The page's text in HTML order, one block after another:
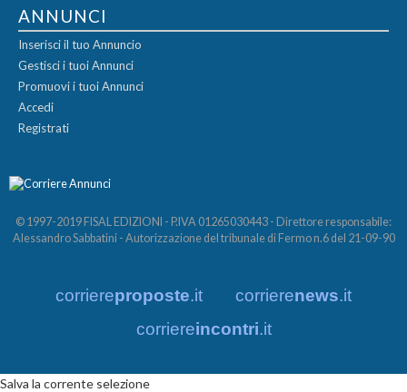
ANNUNCI
Inserisci il tuo Annuncio
Gestisci i tuoi Annunci
Promuovi i tuoi Annunci
Accedi
Registrati
© 1997-2019 FISAL EDIZIONI - P.IVA 01265030443 - Direttore responsabile:
Alessandro Sabbatini - Autorizzazione del tribunale di Fermo n.6 del 21-09-90
corriereproposte.it corrierenews.it
corriereincontri.it
Salva la corrente selezione